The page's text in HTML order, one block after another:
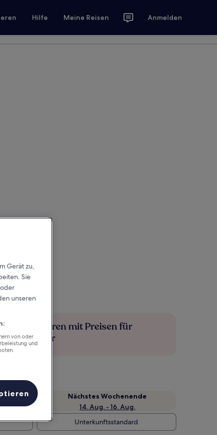
Hilfe Meine Reisen Anmelden
Mehr sparen mit Preisen für
Mitglieder
Nächstes Wochenende
14. Aug. - 16. Aug.
Unterkunftsstandard
Gerät zu,
Sie
unseren
von oder
und